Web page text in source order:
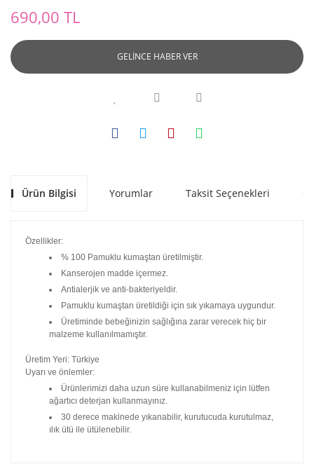
690,00 TL
GELİNCE HABER VER
Ürün Bilgisi Yorumlar Taksit Seçenekleri
Özellikler:
% 100 Pamuklu kumaştan üretilmiştir.
Kanserojen madde içermez.
Antialerjik ve anti-bakteriyeldir.
Pamuklu kumaştan üretildiği için sık yıkamaya uygundur.
Üretiminde bebeğinizin sağlığına zarar verecek hiç bir
malzeme kullanılmamıştır.
Üretim Yeri: Türkiye
Uyarı ve önlemler:
Ürünlerimizi daha uzun süre kullanabilmeniz için lütfen
ağartıcı deterjan kullanmayınız.
30 derece makinede yıkanabilir, kurutucuda kurutulmaz,
ılık ütü ile ütülenebilir.